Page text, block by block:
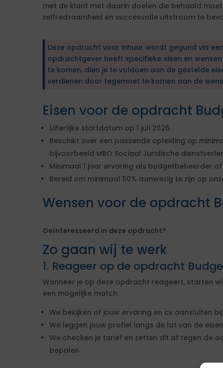
met de klant met daarin doelen die behaald
zelfredzaamheid en succesvolle uitstroom te
Deze opdracht voor inhuur wordt gegund via
opdrachtgever heeft specifieke eisen en
te komen, dien je te voldoen aan de gestelde
verdienen door tegemoet te komen aan de
Eisen voor de opdracht
Uiterlijke startdatum op 1 juli 2026
Beschikt over een passende opleiding op
bijvoorbeeld MBO Sociaal Juridische
Minimaal 1 jaar ervaring als budgetbeheerder
Bereid om minimaal 50% aanwezig te zijn op
Wensen voor de opdracht
Geïnteresseerd in deze opdracht?
Zo gaan wij te werk
1. Reageer op de opdracht
Wanneer je op deze opdracht reageert, starten
een mogelijke match.
We bekijken of jouw ervaring en cv aansluiten
We leggen jouw profiel langs de lat van de
We checken je tarief en zetten dit af tegen de
bepalen